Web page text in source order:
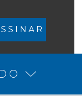
S I N A R